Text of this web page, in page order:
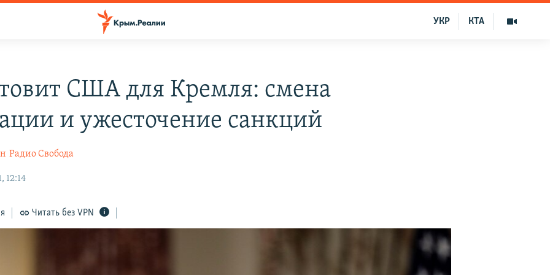
КТА
УКР
США для Кремля: смена
и ужесточение санкций
Радио Свобода
12:14
Читать без VPN